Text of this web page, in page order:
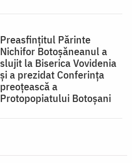
Preasfințitul Părinte
Nichifor Botoșăneanul a
slujit la Biserica Vovidenia
și a prezidat Conferința
preoțească a
Protopopiatului Botoșani